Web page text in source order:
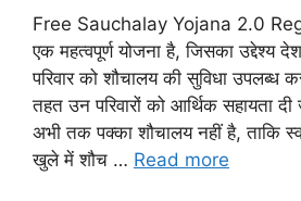
Free Sauchalay Yojana 2.0
एक महत्वपूर्ण योजना है, जिसका उद्देश्य
परिवार को शौचालय की सुविधा उपलब्ध
तहत उन परिवारों को आर्थिक सहायता
अभी तक पक्का शौचालय नहीं है, ताकि
खुले में शौच … Read more